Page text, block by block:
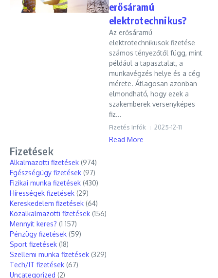
erősáramú
elektrotechnikus?
Az erősáramú
elektrotechnikusok fizetése
számos tényezőtől függ, mint
például a tapasztalat, a
munkavégzés helye és a cég
mérete. Átlagosan azonban
elmondható, hogy ezek a
szakemberek versenyképes
fiz...
Fizetés Infók 2025-12-11
Read More
Fizetések
Alkalmazotti fizetések (974)
Egészségügy fizetések (97)
Fizikai munka fizetések (430)
Hírességek fizetések (29)
Kereskedelem fizetések (64)
Közalkalmazotti fizetések (156)
Mennyit keres? (1 157)
Pénzügy fizetések (59)
Sport fizetések (18)
Szellemi munka fizetések (329)
Tech/IT fizetések (67)
Uncategorized (2)